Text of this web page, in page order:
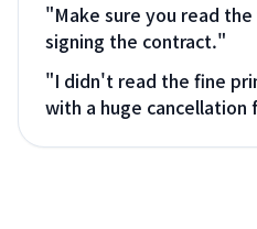
"Make sure you read
signing the contract."
"I didn't read the fine
with a huge cancellation